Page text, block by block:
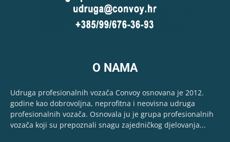
O NAMA
Udruga profesionalnih vozača Convoy osnovana je 2012.
godine kao dobrovoljna, neprofitna i neovisna udruga
profesionalnih vozača. Osnovala ju je grupa profesionalnih
vozača koji su prepoznali snagu zajedničkog djelovanja...